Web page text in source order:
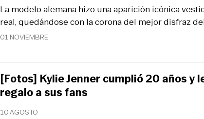
01 NOVIEMBRE
La modelo alemana hizo una aparición icónica
real, quedándose con la corona del mejor disfraz
10 AGOSTO
[Fotos] Kylie Jenner cumplió 20 años y
regalo a sus fans